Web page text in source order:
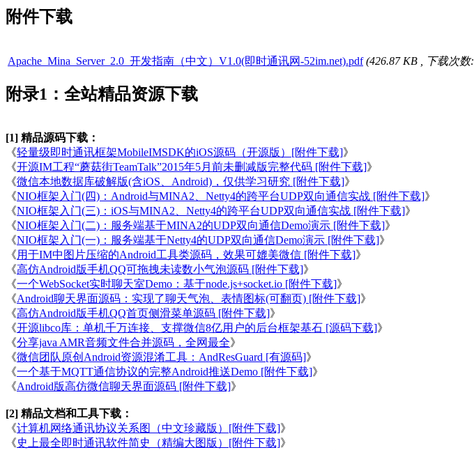
附件下载
Apache_Mina_Server_2.0_开发指南（中文）V1.0(即时通讯网-52im.net).pdf (426.87 KB , 下载次数:
附录1：全站精品资源下载
[1] 精品源码下载：
《轻量级即时通讯框架MobileIMSDK的iOS源码（开源版）[附件下载]》
《开源IM工程“蘑菇街TeamTalk”2015年5月前未删减版完整代码 [附件下载]》
《微信本地数据库破解版(含iOS、Android)，仅供学习研究 [附件下载]》
《NIO框架入门(四)：Android与MINA2、Netty4的跨平台UDP双向通信实战 [附件下载]》
《NIO框架入门(三)：iOS与MINA2、Netty4的跨平台UDP双向通信实战 [附件下载]》
《NIO框架入门(二)：服务端基于MINA2的UDP双向通信Demo演示 [附件下载]》
《NIO框架入门(一)：服务端基于Netty4的UDP双向通信Demo演示 [附件下载]》
《用于IM中图片压缩的Android工具类源码，效果可媲美微信 [附件下载]》
《高仿Android版手机QQ可拖拽未读数小气泡源码 [附件下载]》
《一个WebSocket实时聊天室Demo：基于node.js+socket.io [附件下载]》
《Android聊天界面源码：实现了聊天气泡、表情图标(可翻页) [附件下载]》
《高仿Android版手机QQ首页侧滑菜单源码 [附件下载]》
《开源libco库：单机千万连接、支撑微信8亿用户的后台框架基石 [源码下载]》
《分享java AMR音频文件合并源码，全网最全》
《微信团队原创Android资源混淆工具：AndResGuard [有源码]》
《一个基于MQTT通信协议的完整Android推送Demo [附件下载]》
《Android版高仿微信聊天界面源码 [附件下载]》
[2] 精品文档和工具下载：
《计算机网络通讯协议关系图（中文珍藏版）[附件下载]》
《史上最全即时通讯软件简史（精编大图版）[附件下载]》